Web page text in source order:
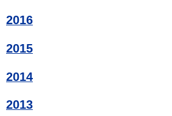
2016
2015
2014
2013